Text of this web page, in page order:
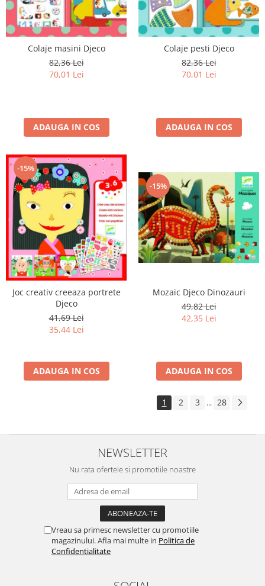
Colaje masini Djeco
82,36 Lei
70,01 Lei
ADAUGA IN COS
Colaje pesti Djeco
82,36 Lei
70,01 Lei
ADAUGA IN COS
-15%
Joc creativ creeaza portrete
Djeco
41,69 Lei
35,44 Lei
ADAUGA IN COS
-15%
Mozaic Djeco Dinozauri
49,82 Lei
42,35 Lei
ADAUGA IN COS
1 2 3 ... 28
NEWSLETTER
Nu rata ofertele si promotiile noastre
Vreau sa primesc newsletter cu promotiile
magazinului. Afla mai multe in Politica de
Confidentialitate